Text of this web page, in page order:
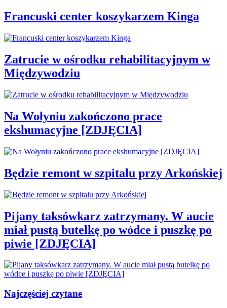
Francuski center koszykarzem Kinga
Zatrucie w ośrodku rehabilitacyjnym w
Międzywodziu
Na Wołyniu zakończono prace
ekshumacyjne [ZDJĘCIA]
Będzie remont w szpitalu przy Arkońskiej
Pijany taksówkarz zatrzymany. W aucie
miał pustą butelkę po wódce i puszkę po
piwie [ZDJĘCIA]
Najczęściej czytane